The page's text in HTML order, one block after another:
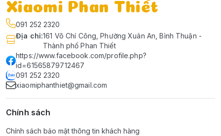
Xiaomi Phan Thiết
091 252 2320
Địa chỉ:161 Võ Chí Công, Phường Xuân An, Bình Thuận -
Thành phố Phan Thiết
https://www.facebook.com/profile.php?
id=61565879712467
091 252 2320
xiaomiphanthiet@gmail.com
Chính sách
Chính sách bảo mật thông tin khách hàng